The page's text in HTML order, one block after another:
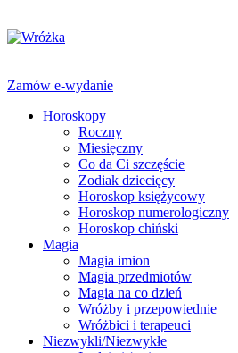
Zamów e-wydanie
Horoskopy
Roczny
Miesięczny
Co da Ci szczęście
Zodiak dziecięcy
Horoskop księżycowy
Horoskop numerologiczny
Horoskop chiński
Magia
Magia imion
Magia przedmiotów
Magia na co dzień
Wróżby i przepowiednie
Wróżbici i terapeuci
Niezwykli/Niezwykłe